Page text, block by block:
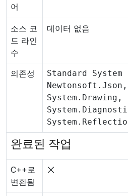
어
소스 코
드 라인
수
데이터 없음
의존성
Standard System
완료된 작업
C++로
변환됨